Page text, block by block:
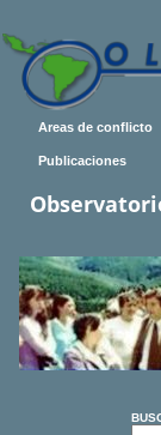
Areas de conflicto
Publicaciones